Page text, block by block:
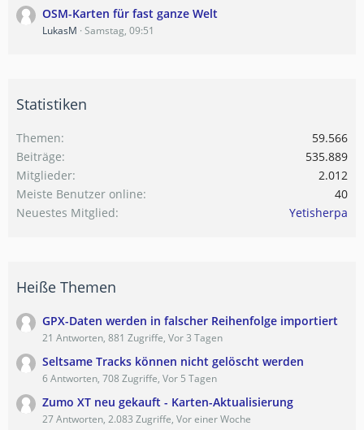
OSM-Karten für fast ganze Welt
LukasM Samstag, 09:51
Statistiken
Themen
59.566
Beiträge
535.889
Mitglieder
2.012
Meiste Benutzer online
40
Neuestes Mitglied
Yetisherpa
Heiße Themen
GPX-Daten werden in falscher Reihenfolge importiert
21 Antworten, 881 Zugriffe, Vor 3 Tagen
Seltsame Tracks können nicht gelöscht werden
6 Antworten, 708 Zugriffe, Vor 5 Tagen
Zumo XT neu gekauft - Karten-Aktualisierung
27 Antworten, 2.083 Zugriffe, Vor einer Woche